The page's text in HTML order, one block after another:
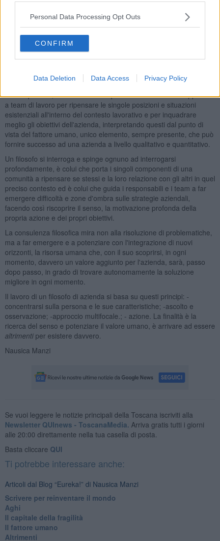
Personal Data Processing Opt Outs
CONFIRM
Data Deletion Data Access Privacy Policy
La consulenza filosofica serve a ripensare la nostra realtà in tutti i
suoi ambiti e quindi a reinventarla altrimenti: pensare ulteriormente,
ritrovarsi membri di una comunità che ci costituisce e di cui si è
responsabili e rinnovare le proprie anime grazie all’essere un io tra
gli altri, come gli altri e grazie a questi. Nelle aziende quindi il
filosofo rende ognuno consapevole del suo poter essere
La consulenza filosofica in azienda, davanti ad un mondo costituito
da complessità, vuole essere una prassi trasformativa da applicare
a team di lavoro per ripensare le singole posizioni e situazioni
esistenziali all'interno del contesto lavorativo e per inquadrare
meglio gli obiettivi dell'azienda, interpretando questi dal punto di
vista del fattore umano, unico elemento, sempre presente, che può
fornire successo ad una azienda a livello qualitativo e quantitativo.
Un filosofo si interroga e spinge ognuno ad interrogarsi
profondamente, è colui che porta i singoli componenti di una
comunità a ripensare se stessi e la loro relazione con gli altri in quel
preciso contesto ed è colui che guida i responsabili e i team a far
emergere difficoltà e zone d'ombra sulle strategie aziendali,
facendo così riscoprire il senso, la motivazione profonda della
propria azione e dei propri obiettivi.
La consulenza filosofica mira non alla risoluzione di problematiche,
ma a far emergere e a potenziare con l'integrazione di nuovi
orizzonti, la risorsa umana che, con il suo scoprirsi, in ogni
momento, davvero un valore aggiunto per l'azienda, sarà, passo
dopo passo, in grado di trovare autonomamente la soluzione
migliore in ogni momento.
Il lavoro di un filosofo di azienda si basa su questi principi: -
concentrarsi sulla persona e le sue caratteristiche; -ascolto e
osservazione; -approccio multifocale.; - azione. La finalità è la
ricerca del senso e potenziare il valore umano, è arrivare ad essere
altrimentiper esistere davvero.
Nausica Manzi
Se vuoi leggere le notizie principali della Toscana iscriviti alla
Newsletter QUInews - ToscanaMedia. Arriva gratis tutti i giorni
alle 20:00 direttamente nella tua casella di posta.
Basta cliccare QUI
Ti potrebbe interessare anche:
Articoli dal Blog “Eureka!” di Nausica Manzi
​Scrivere per reinventare il mondo
Aghi
Il capitale della fragilità
Il fattore umano
Altrimenti